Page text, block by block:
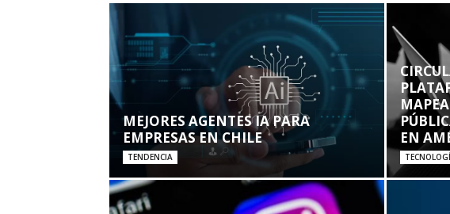
MEJORES AGENTES IA PARA
EMPRESAS EN CHILE
TENDENCIA
EN